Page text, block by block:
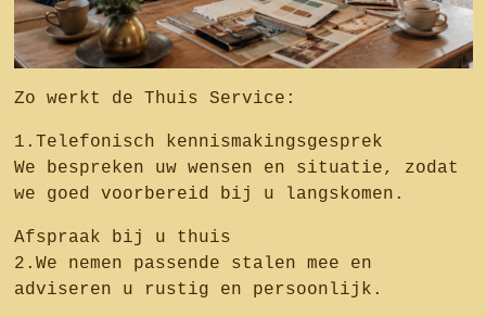
Zo werkt de Thuis Service:
1.Telefonisch kennismakingsgesprek
We bespreken uw wensen en situatie, zodat
we goed voorbereid bij u langskomen.
Afspraak bij u thuis
2.We nemen passende stalen mee en
adviseren u rustig en persoonlijk.